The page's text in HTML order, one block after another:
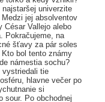
univerzite
jej absolventov
César Vallejo alebo
Pokračujeme, na
šťavy za pár soles
bol tento známy
námestia sochu?
vystriedali tie
hlavne večer po
si
sour. Po obchodnej